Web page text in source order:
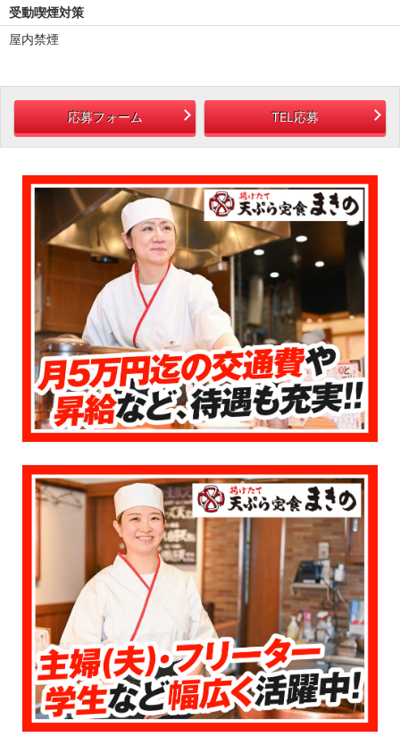
受動喫煙対策
屋内禁煙
応募フォーム TEL応募